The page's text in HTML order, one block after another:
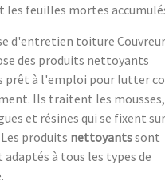
les feuilles mortes
d'entretien toiture
des produits nettoyants
prêt à l'emploi pour lutter
Ils traitent les mousses,
et résines qui se fixent sur
produits nettoyantssont
adaptés à tous les types de